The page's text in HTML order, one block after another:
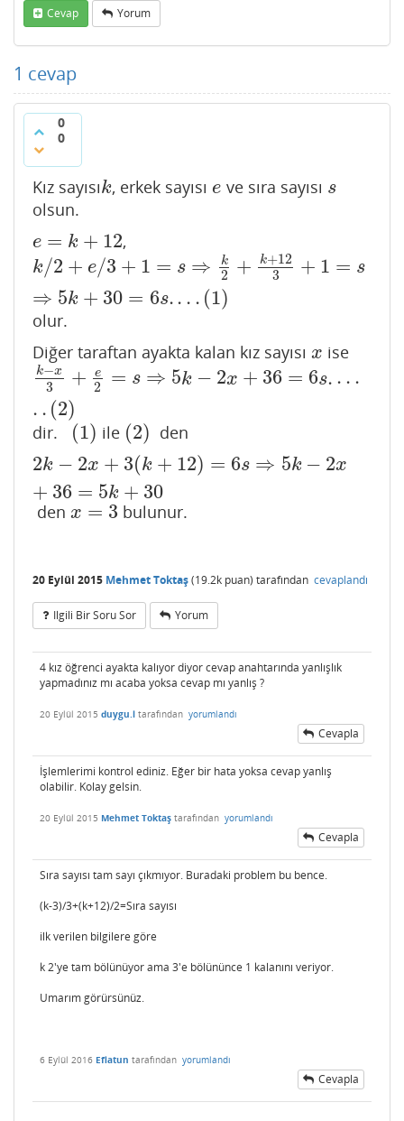
Cevap Yorum
1 cevap
0
0
Kız sayısık
k, erkek sayısı e
e ve sıra sayısı s
s
olsun.
e = k + 12
e =k+ 12 ,
k/2 + e/3 + 1 = s ⇒ k
2 + k+12
3
+ 1 = s
⇒ 5k + 30 = 6s.. . . (1)
k/2+ e/3+1= s⇒ k2 +k +123+ 1= s⇒ 5k+30 =6 s. ..( 1)
olur.
Diğer taraftan ayakta kalan kız sayısı x
x ise
k−x
3 + e
2 = s ⇒ 5k − 2x + 36 = 6s. . . .
. . (2)
k−x3 +e2= ⇒5k −2x +36 =6 s.... .(2 )
dir. (1)
(1) ile (2)
(2) den
2k − 2x + 3(k + 12) = 6s ⇒ 5k − 2x
+ 36 = 5k + 30
2k− 2x +3( k+12)=6 s⇒ 5k− 2x+ 36=5k +30
den x = 3
x= 3 bulunur.
20 Eylül 2015 Mehmet Toktaş(19.2k puan) tarafından cevaplandı
Ilgili Bir Soru Sor Yorum
4 kız öğrenci ayakta kalıyor diyor cevap anahtarında yanlışlık
yapmadınız mı acaba yoksa cevap mı yanlış ?
20 Eylül 2015 duygu.l tarafından yorumlandı
Cevapla
İşlemlerimi kontrol ediniz. Eğer bir hata yoksa cevap yanlış
olabilir. Kolay gelsin.
20 Eylül 2015 Mehmet Toktaş tarafından yorumlandı
Cevapla
Sıra sayısı tam sayı çıkmıyor. Buradaki problem bu bence.
(k-3)/3+(k+12)/2=Sıra sayısı
ilk verilen bilgilere göre
k 2'ye tam bölünüyor ama 3'e bölününce 1 kalanını veriyor.
Umarım görürsünüz.
6 Eylül 2016 Eflatun tarafından yorumlandı
Cevapla